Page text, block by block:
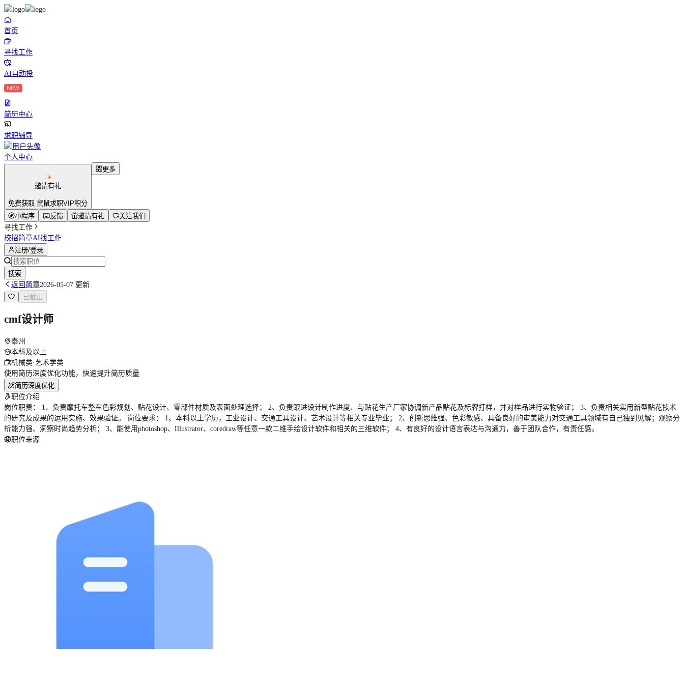
首页
寻找工作
AI自动投
简历中心
求职辅导
个人中心
邀请有礼
免费获取 鼠鼠求职VIP积分
更多
小程序 反馈 邀请有礼
关注我们
寻找工作
校招简章AI找工作
注册/登录
搜索
返回简章2026-05-07 更新
已截止
cmf设计师
泰州
本科及以上
机械类·艺术学类
使用简历深度优化功能，快速提升简历质量
简历深度优化
职位介绍
岗位职责： 1、负责摩托车整车色彩规划、贴花设计、零部件材质及表面处理选择； 2、负责跟进设计制作进度、与贴花生产厂家协调新产品贴花及标牌打样，并对样品进行实物验证； 3、负责相关实用新型贴花技术
的研究及成果的运用实施、效果验证。 岗位要求： 1、本科以上学历，工业设计、交通工具设计、艺术设计等相关专业毕业； 2、创新思维强、色彩敏感、具备良好的审美能力对交通工具领域有自己独到见解；观察分
析能力强、洞察时尚趋势分析； 3、能使用photoshop、Illustrator、coredraw等任意一款二维手绘设计软件和相关的三维软件； 4、有良好的设计语言表达与沟通力，善于团队合作，有责任感。
职位来源